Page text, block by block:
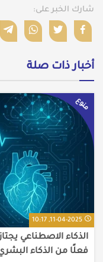
شارك الخبر على:
أخبار ذات صلة
منوع
11-04-2025, 10:17
الذكاء الاصطناعي
فعلًا من الذكاء